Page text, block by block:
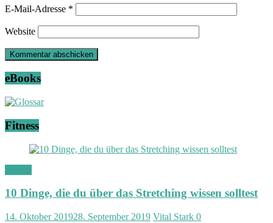
E-Mail-Adresse *
Website
eBooks
Fitness
10 Dinge, die du über das Stretching wissen solltest
14. Oktober 201928. September 2019 Vital Stark 0